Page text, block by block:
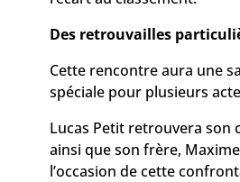
Des retrouvailles
Cette rencontre aura une
spéciale pour plusieurs
Lucas Petit retrouvera son
ainsi que son frère,
l’occasion de cette